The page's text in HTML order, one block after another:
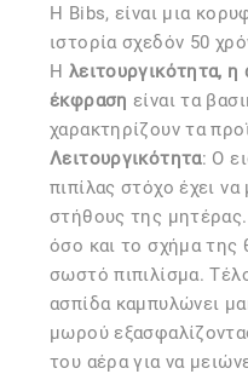
Η Bibs, είναι μια
ιστορία σχεδόν 50
Η λειτουργικότητα,
έκφραση είναι τα
χαρακτηρίζουν τα
Λειτουργικότητα: Ο
πιπίλας στόχο έχει
στήθους της
όσο και το σχήμα
σωστό πιπιλίσμα.
ασπίδα καμπυλώνει
μωρού
του αέρα για να